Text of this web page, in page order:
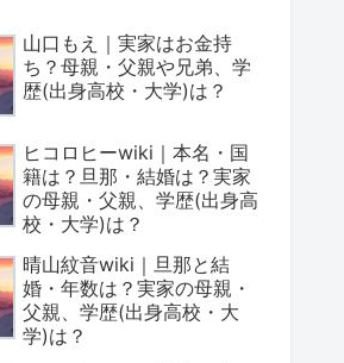
山口もえ｜実家はお金持
ち？母親・父親や兄弟、学
歴(出身高校・大学)は？
ヒコロヒーwiki｜本名・国
籍は？旦那・結婚は？実家
の母親・父親、学歴(出身高
校・大学)は？
晴山紋音wiki｜旦那と結
婚・年数は？実家の母親・
父親、学歴(出身高校・大
学)は？